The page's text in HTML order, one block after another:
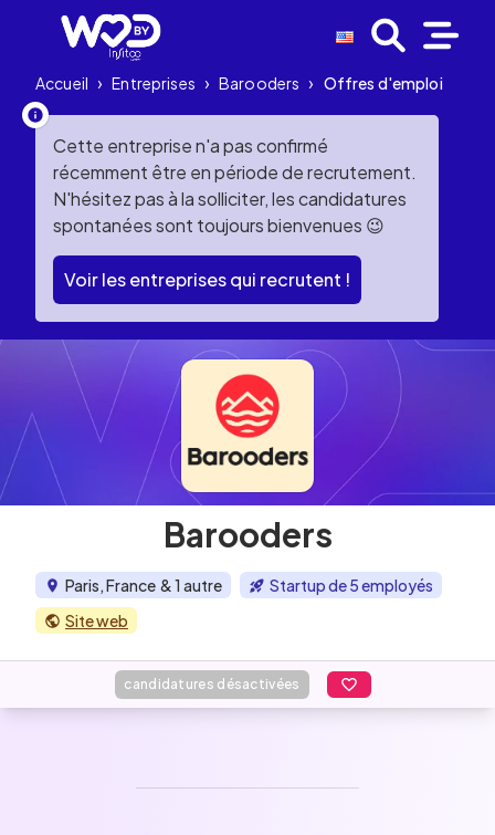
Accueil › Entreprises › Barooders › Offres d'emploi
Cette entreprise n'a pas confirmé
récemment être en période de recrutement.
N'hésitez pas à la solliciter, les candidatures
spontanées sont toujours bienvenues 😉
Voir les entreprises qui recrutent !
Barooders
Paris, France & 1 autre
Startup de 5 employés
Site web
candidatures désactivées